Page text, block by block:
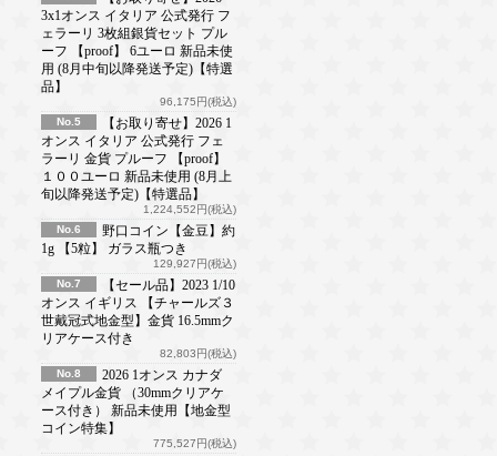
3x1オンス イタリア 公式発行 フ
ェラーリ 3枚組銀貨セット プル
ーフ 【proof】 6ユーロ 新品未使
用 (8月中旬以降発送予定)【特選
品】
96,175円(税込)
No.5
【お取り寄せ】2026 1
オンス イタリア 公式発行 フェ
ラーリ 金貨 プルーフ 【proof】
１００ユーロ 新品未使用 (8月上
旬以降発送予定)【特選品】
1,224,552円(税込)
No.6
野口コイン【金豆】約
1g 【5粒】 ガラス瓶つき
129,927円(税込)
No.7
【セール品】2023 1/10
オンス イギリス 【チャールズ３
世戴冠式地金型】金貨 16.5mmク
リアケース付き
82,803円(税込)
No.8
2026 1オンス カナダ
メイプル金貨 （30mmクリアケ
ース付き） 新品未使用【地金型
コイン特集】
775,527円(税込)